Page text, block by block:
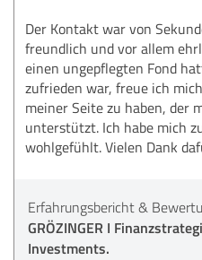
Der Kontakt war von
freundlich und vor allem
einen ungepflegten Fond
zufrieden war, freue ich
meiner Seite zu haben, der
unterstützt. Ich habe mich
wohlgefühlt. Vielen Dank
Erfahrungsbericht &
GRÖZINGER I
Investments.